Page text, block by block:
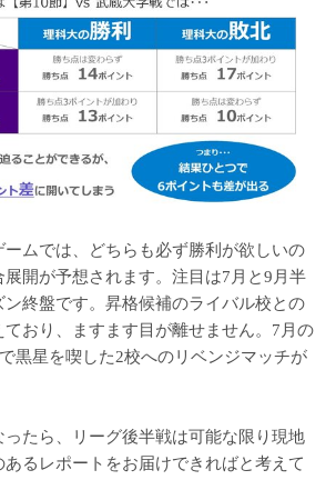
ームでは、どちらも必ず勝利が欲しいの
開が予想されます。注目は7月と9月半
ン終盤です。昇格候補のライバル校との
おり、ますます目が離せません。7月の
黒星を喫した2校へのリベンジマッチが
たら、リーグ後半戦は可能な限り現地
るレポートをお届けできればと考えて